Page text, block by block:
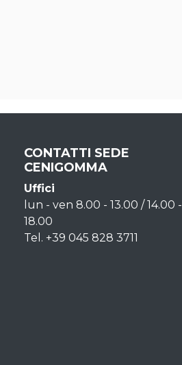
CONTATTI SEDE
CENIGOMMA
Uffici
lun - ven 8.00 - 13.00 / 14.00 -
18.00
Tel. +39 045 828 3711